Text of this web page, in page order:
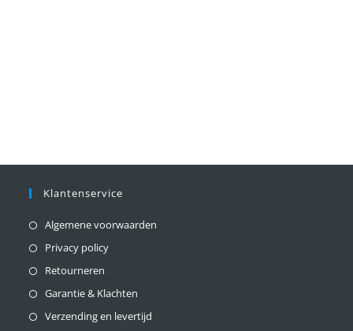
Klantenservice
Algemene voorwaarden
Privacy policy
Retourneren
Garantie & Klachten
Verzending en levertijd